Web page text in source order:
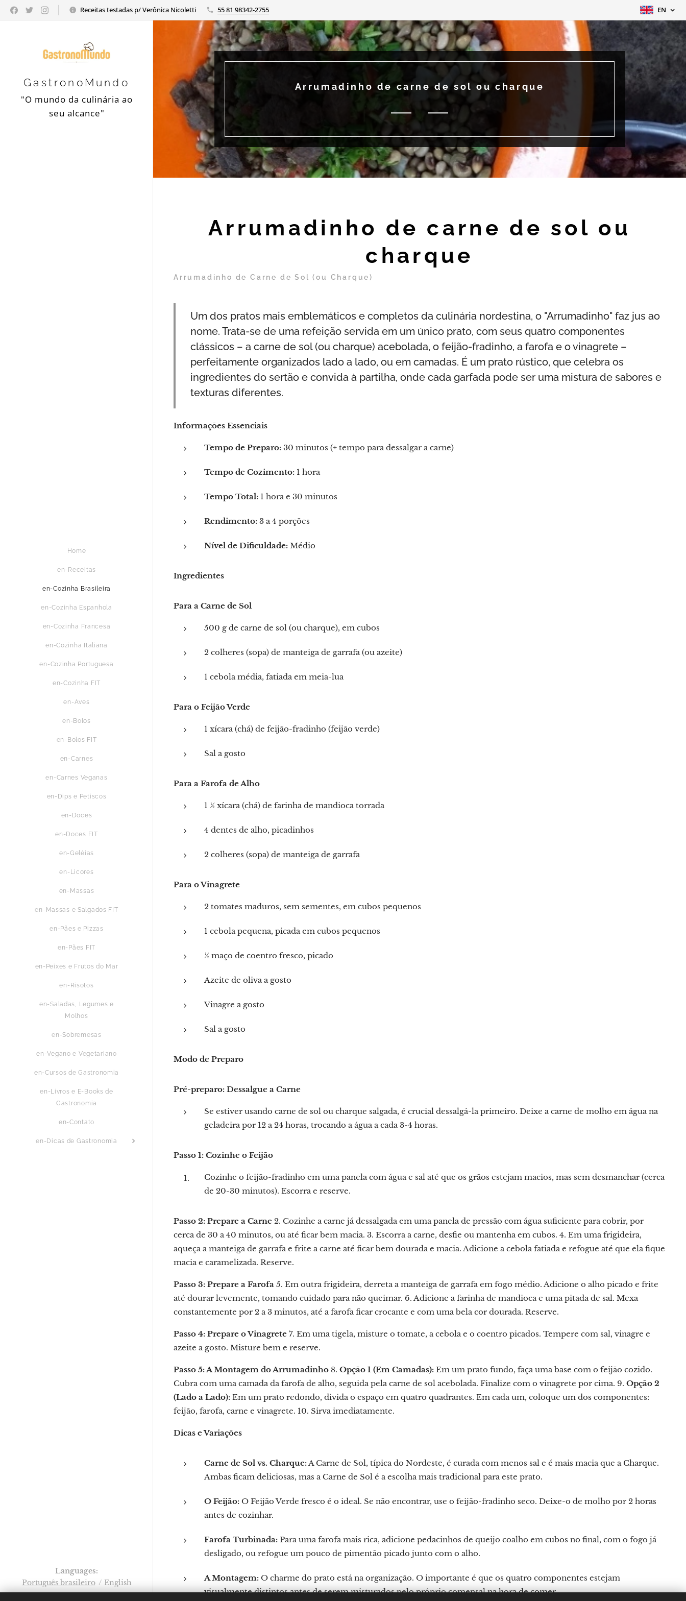
Receitas testadas p/ Verônica Nicoletti 55 81 98342-2755 EN
GastronoMundo
"O mundo da culinária ao
seu alcance"
Home
en-Receitas
en-Cozinha Brasileira
en-Cozinha Espanhola
en-Cozinha Francesa
en-Cozinha Italiana
en-Cozinha Portuguesa
en-Cozinha FIT
en-Aves
en-Bolos
en-Bolos FIT
en-Carnes
en-Carnes Veganas
en-Dips e Petiscos
en-Doces
en-Doces FIT
en-Geléias
en-Licores
en-Massas
en-Massas e Salgados FIT
en-Pães e Pizzas
en-Pães FIT
en-Peixes e Frutos do Mar
en-Risotos
en-Saladas, Legumes e
Molhos
en-Sobremesas
en-Vegano e Vegetariano
en-Cursos de Gastronomia
en-Livros e E-Books de
Gastronomia
en-Contato
en-Dicas de Gastronomia
Arrumadinho de carne de sol ou charque
Arrumadinho de carne de sol ou
charque
Arrumadinho de Carne de Sol (ou Charque)
Um dos pratos mais emblemáticos e completos da culinária nordestina, o "Arrumadinho" faz jus ao
nome. Trata-se de uma refeição servida em um único prato, com seus quatro componentes
clássicos – a carne de sol (ou charque) acebolada, o feijão-fradinho, a farofa e o vinagrete –
perfeitamente organizados lado a lado, ou em camadas. É um prato rústico, que celebra os
ingredientes do sertão e convida à partilha, onde cada garfada pode ser uma mistura de sabores e
texturas diferentes.
Informações Essenciais
Tempo de Preparo: 30 minutos (+ tempo para dessalgar a carne)
Tempo de Cozimento: 1 hora
Tempo Total: 1 hora e 30 minutos
Rendimento: 3 a 4 porções
Nível de Dificuldade: Médio
Ingredientes
Para a Carne de Sol
500 g de carne de sol (ou charque), em cubos
2 colheres (sopa) de manteiga de garrafa (ou azeite)
1 cebola média, fatiada em meia-lua
Para o Feijão Verde
1 xícara (chá) de feijão-fradinho (feijão verde)
Sal a gosto
Para a Farofa de Alho
1 ½ xícara (chá) de farinha de mandioca torrada
4 dentes de alho, picadinhos
2 colheres (sopa) de manteiga de garrafa
Para o Vinagrete
2 tomates maduros, sem sementes, em cubos pequenos
1 cebola pequena, picada em cubos pequenos
½ maço de coentro fresco, picado
Azeite de oliva a gosto
Vinagre a gosto
Sal a gosto
Modo de Preparo
Pré-preparo: Dessalgue a Carne
Se estiver usando carne de sol ou charque salgada, é crucial dessalgá-la primeiro. Deixe a carne de molho em água na
geladeira por 12 a 24 horas, trocando a água a cada 3-4 horas.
Passo 1: Cozinhe o Feijão
Cozinhe o feijão-fradinho em uma panela com água e sal até que os grãos estejam macios, mas sem desmanchar (cerca
de 20-30 minutos). Escorra e reserve.
Passo 2: Prepare a Carne 2. Cozinhe a carne já dessalgada em uma panela de pressão com água suficiente para cobrir, por
cerca de 30 a 40 minutos, ou até ficar bem macia. 3. Escorra a carne, desfie ou mantenha em cubos. 4. Em uma frigideira,
aqueça a manteiga de garrafa e frite a carne até ficar bem dourada e macia. Adicione a cebola fatiada e refogue até que ela fique
macia e caramelizada. Reserve.
Passo 3: Prepare a Farofa 5. Em outra frigideira, derreta a manteiga de garrafa em fogo médio. Adicione o alho picado e frite
até dourar levemente, tomando cuidado para não queimar. 6. Adicione a farinha de mandioca e uma pitada de sal. Mexa
constantemente por 2 a 3 minutos, até a farofa ficar crocante e com uma bela cor dourada. Reserve.
Passo 4: Prepare o Vinagrete 7. Em uma tigela, misture o tomate, a cebola e o coentro picados. Tempere com sal, vinagre e
azeite a gosto. Misture bem e reserve.
Passo 5: A Montagem do Arrumadinho 8. Opção 1 (Em Camadas): Em um prato fundo, faça uma base com o feijão cozido.
Cubra com uma camada da farofa de alho, seguida pela carne de sol acebolada. Finalize com o vinagrete por cima. 9. Opção 2
(Lado a Lado): Em um prato redondo, divida o espaço em quatro quadrantes. Em cada um, coloque um dos componentes:
feijão, farofa, carne e vinagrete. 10. Sirva imediatamente.
Dicas e Variações
Carne de Sol vs. Charque:A Carne de Sol, típica do Nordeste, é curada com menos sal e é mais macia que a Charque.
Ambas ficam deliciosas, mas a Carne de Sol é a escolha mais tradicional para este prato.
O Feijão: O Feijão Verde fresco é o ideal. Se não encontrar, use o feijão-fradinho seco. Deixe-o de molho por 2 horas
antes de cozinhar.
Farofa Turbinada: Para uma farofa mais rica, adicione pedacinhos de queijo coalho em cubos no final, com o fogo já
desligado, ou refogue um pouco de pimentão picado junto com o alho.
A Montagem: O charme do prato está na organização. O importante é que os quatro componentes estejam
visualmente distintos antes de serem misturados pelo próprio comensal na hora de comer.
Languages
Português brasileiro
English